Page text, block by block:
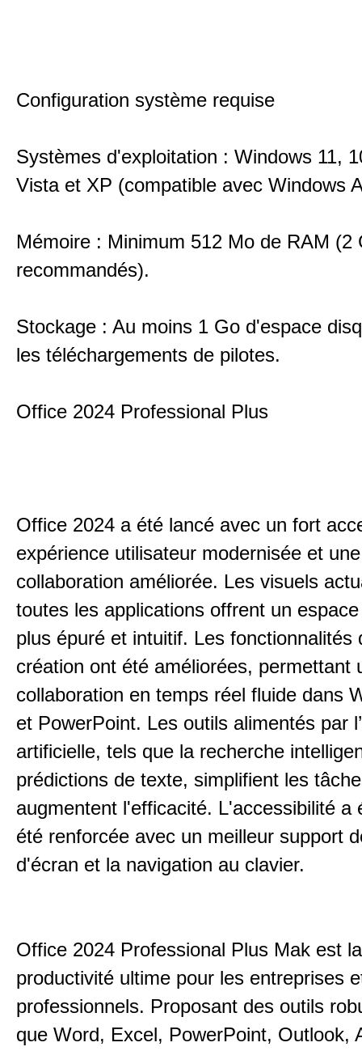
Configuration système requise
Systèmes d'exploitation : Windows 11,
Vista et XP (compatible avec Windows
Mémoire : Minimum 512 Mo de RAM (2
recommandés).
Stockage : Au moins 1 Go d'espace
les téléchargements de pilotes.
Office 2024 Professional Plus
Office 2024 a été lancé avec un fort
expérience utilisateur modernisée et une
collaboration améliorée. Les visuels
toutes les applications offrent un
plus épuré et intuitif. Les fonctionnalités
création ont été améliorées, permettant
collaboration en temps réel fluide dans
et PowerPoint. Les outils alimentés par
artificielle, tels que la recherche
prédictions de texte, simplifient les
augmentent l'efficacité. L'accessibilité a
été renforcée avec un meilleur support
d'écran et la navigation au clavier.
Office 2024 Professional Plus Mak est
productivité ultime pour les entreprises
professionnels. Proposant des outils
que Word, Excel, PowerPoint, Outlook,